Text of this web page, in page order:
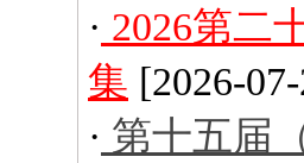
· 2026第二
集 [2026-
· 第十五届